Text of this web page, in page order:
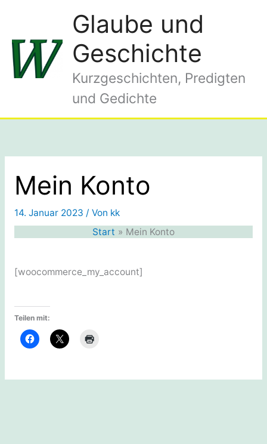
springen
Glaube und
Geschichte
Kurzgeschichten, Predigten
und Gedichte
Mein Konto
14. Januar 2023 / Von kk
Start
Mein Konto
[woocommerce_my_account]
Teilen mit: